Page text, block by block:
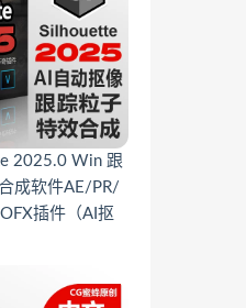
2025.0 Win 跟
成软件AE/PR/
插件（AI抠